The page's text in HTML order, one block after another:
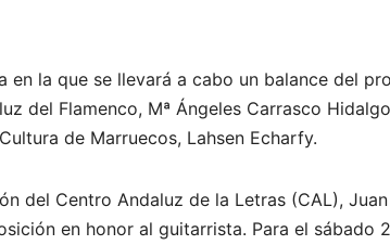
la que se llevará a cabo un balance del
del Flamenco, Mª Ángeles Carrasco
de Marruecos, Lahsen Echarfy.
del Centro Andaluz de la Letras (CAL),
en honor al guitarrista. Para el sábado